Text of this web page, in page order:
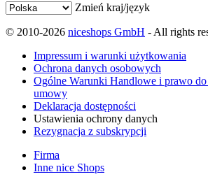
Zmień kraj/język
© 2010-2026 niceshops GmbH - All rights
Impressum i warunki użytkowania
Ochrona danych osobowych
Ogólne Warunki Handlowe i prawo do
umowy
Deklaracja dostępności
Ustawienia ochrony danych
Rezygnacja z subskrypcji
Firma
Inne nice Shops